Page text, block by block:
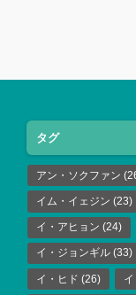
タグ
アン・ソクファン
イム・イェジン (23)
イ・アヒョン (24)
イ・ジョンギル (33)
イ・ヒド (26)